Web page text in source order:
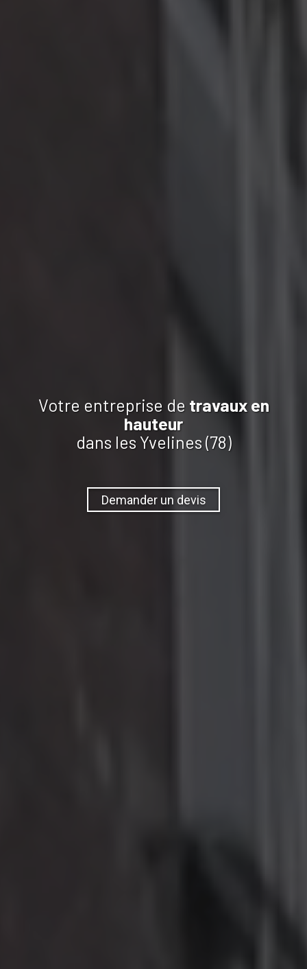
Votre entreprise de travaux en
hauteur
dans les Yvelines (78)
Demander un devis